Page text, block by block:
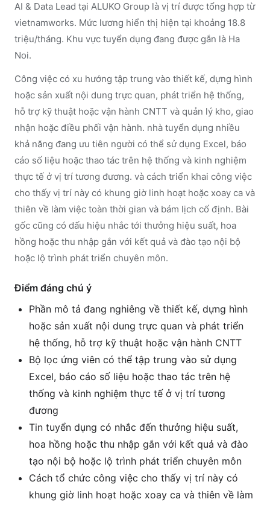
AI & Data Lead tại ALUKO Group là vị trí được tổng hợp từ
vietnamworks. Mức lương hiển thị hiện tại khoảng 18.8
triệu/tháng. Khu vực tuyển dụng đang được gắn là Ha
Noi.
Công việc có xu hướng tập trung vào thiết kế, dựng hình
hoặc sản xuất nội dung trực quan, phát triển hệ thống,
hỗ trợ kỹ thuật hoặc vận hành CNTT và quản lý kho, giao
nhận hoặc điều phối vận hành. nhà tuyển dụng nhiều
khả năng đang ưu tiên người có thể sử dụng Excel, báo
cáo số liệu hoặc thao tác trên hệ thống và kinh nghiệm
thực tế ở vị trí tương đương. và cách triển khai công việc
cho thấy vị trí này có khung giờ linh hoạt hoặc xoay ca và
thiên về làm việc toàn thời gian và bám lịch cố định. Bài
gốc cũng có dấu hiệu nhắc tới thưởng hiệu suất, hoa
hồng hoặc thu nhập gắn với kết quả và đào tạo nội bộ
hoặc lộ trình phát triển chuyên môn.
Điểm đáng chú ý
Phần mô tả đang nghiêng về thiết kế, dựng hình
hoặc sản xuất nội dung trực quan và phát triển
hệ thống, hỗ trợ kỹ thuật hoặc vận hành CNTT
Bộ lọc ứng viên có thể tập trung vào sử dụng
Excel, báo cáo số liệu hoặc thao tác trên hệ
thống và kinh nghiệm thực tế ở vị trí tương
đương
Tin tuyển dụng có nhắc đến thưởng hiệu suất,
hoa hồng hoặc thu nhập gắn với kết quả và đào
tạo nội bộ hoặc lộ trình phát triển chuyên môn
Cách tổ chức công việc cho thấy vị trí này có
khung giờ linh hoạt hoặc xoay ca và thiên về làm